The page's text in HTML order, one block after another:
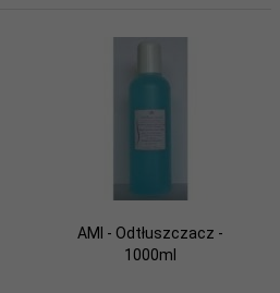
AMI - Odtłuszczacz -
1000ml